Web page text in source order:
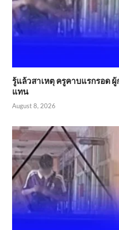
รู้แล้วสาเหตุ ครูคาบแรกรอด
แทน
August 8, 2026